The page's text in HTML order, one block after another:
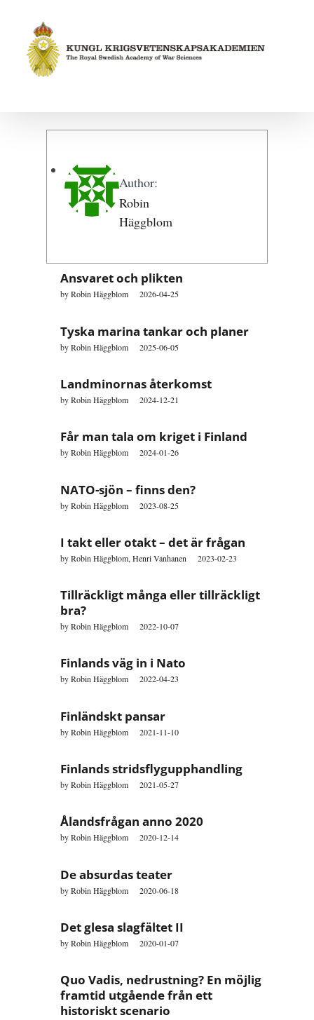
innehållet
Author:
Robin
Häggblom
Ansvaret och plikten
byRobin Häggblom 2026-04-25
Tyska marina tankar och planer
byRobin Häggblom 2025-06-05
Landminornas återkomst
byRobin Häggblom 2024-12-21
Får man tala om kriget i Finland
byRobin Häggblom 2024-01-26
NATO-sjön – finns den?
byRobin Häggblom 2023-08-25
I takt eller otakt – det är frågan
byRobin Häggblom, Henri Vanhanen 2023-02-23
Tillräckligt många eller tillräckligt
bra?
byRobin Häggblom 2022-10-07
Finlands väg in i Nato
byRobin Häggblom 2022-04-23
Finländskt pansar
byRobin Häggblom 2021-11-10
Finlands stridsflygupphandling
byRobin Häggblom 2021-05-27
Ålandsfrågan anno 2020
byRobin Häggblom 2020-12-14
De absurdas teater
byRobin Häggblom 2020-06-18
Det glesa slagfältet II
byRobin Häggblom 2020-01-07
Quo Vadis, nedrustning? En möjlig
framtid utgående från ett
historiskt scenario